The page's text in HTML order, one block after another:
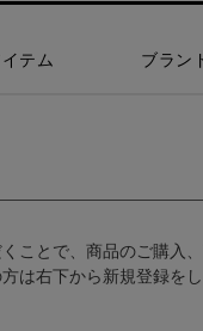
テム ブラン
ことで、商品のご購入
は右下から新規登録を